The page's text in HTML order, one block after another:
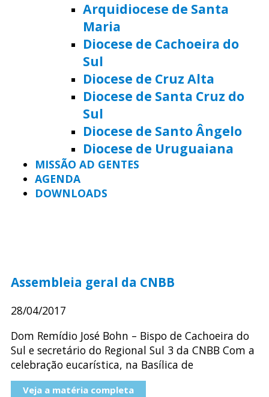
Arquidiocese de Santa
Maria
Diocese de Cachoeira do
Sul
Diocese de Cruz Alta
Diocese de Santa Cruz do
Sul
Diocese de Santo Ângelo
Diocese de Uruguaiana
MISSÃO AD GENTES
AGENDA
DOWNLOADS
Assembleia geral da CNBB
28/04/2017
Dom Remídio José Bohn – Bispo de Cachoeira do
Sul e secretário do Regional Sul 3 da CNBB Com a
celebração eucarística, na Basílica de
Veja a matéria completa